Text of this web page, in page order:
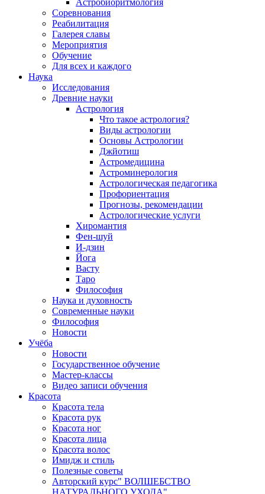
Астробиоритмология
Соревнования
Реабилитация
Галерея славы
Мероприятия
Обучение
Для всех и каждого
Наука
Исследования
Древние науки
Астрология
Что такое астрология?
Виды астрологии
Основы Астрологии
Джйотиш
Астромедицина
Астроминерология
Астрологическая педагогика
Профориентация
Прогнозы, рекомендации
Астрологические услуги
Хиромантия
Фен-шуй
И-дзин
Йога
Васту
Таро
Философия
Наука и духовность
Современные науки
Философия
Новости
Учёба
Новости
Государственное обучение
Мастер-классы
Видео записи обучения
Красота
Красота тела
Красота рук
Красота ног
Красота лица
Красота волос
Имидж и стиль
Полезные советы
Авторский курс" ВОЛШЕБСТВО
НАТУРАЛЬНОГО УХОДА"